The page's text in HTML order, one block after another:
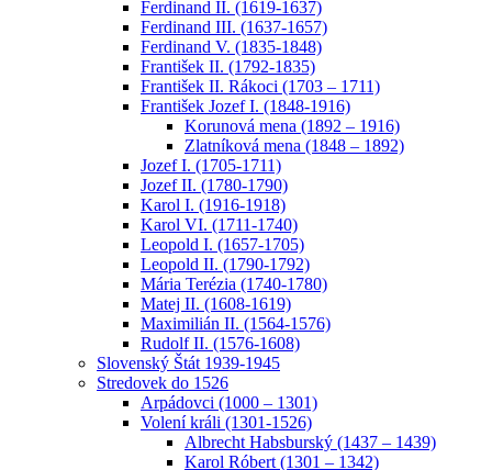
Ferdinand II. (1619-1637)
Ferdinand III. (1637-1657)
Ferdinand V. (1835-1848)
František II. (1792-1835)
František II. Rákoci (1703 – 1711)
František Jozef I. (1848-1916)
Korunová mena (1892 – 1916)
Zlatníková mena (1848 – 1892)
Jozef I. (1705-1711)
Jozef II. (1780-1790)
Karol I. (1916-1918)
Karol VI. (1711-1740)
Leopold I. (1657-1705)
Leopold II. (1790-1792)
Mária Terézia (1740-1780)
Matej II. (1608-1619)
Maximilián II. (1564-1576)
Rudolf II. (1576-1608)
Slovenský Štát 1939-1945
Stredovek do 1526
Arpádovci (1000 – 1301)
Volení králi (1301-1526)
Albrecht Habsburský (1437 – 1439)
Karol Róbert (1301 – 1342)